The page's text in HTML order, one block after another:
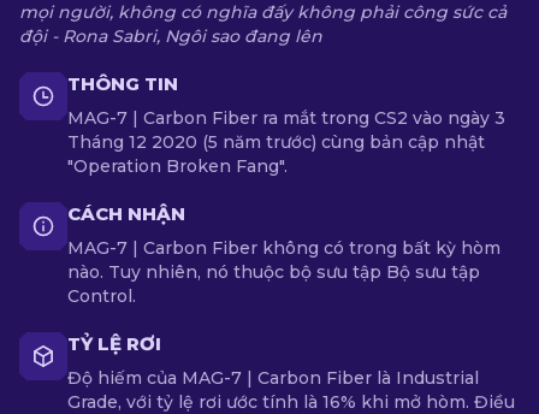
mọi người, không có nghĩa đấy không phải công sức cả
đội - Rona Sabri, Ngôi sao đang lên
THÔNG TIN
MAG-7 | Carbon Fiber ra mắt trong CS2 vào ngày 3
Tháng 12 2020 (5 năm trước) cùng bản cập nhật
"Operation Broken Fang".
CÁCH NHẬN
MAG-7 | Carbon Fiber không có trong bất kỳ hòm
nào. Tuy nhiên, nó thuộc bộ sưu tập Bộ sưu tập
Control.
TỶ LỆ RƠI
Độ hiếm của MAG-7 | Carbon Fiber là Industrial
Grade, với tỷ lệ rơi ước tính là 16% khi mở hòm. Điều